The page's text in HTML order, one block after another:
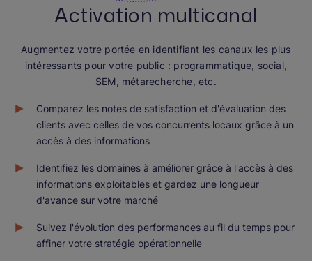
Activation multicanal
Augmentez votre portée en identifiant les canaux les plus
intéressants pour votre public : programmatique, social,
SEM, métarecherche, etc.
Comparez les notes de satisfaction et d'évaluation des
clients avec celles de vos concurrents locaux grâce à un
accès à des informations
Identifiez les domaines à améliorer grâce à l'accès à des
informations exploitables et gardez une longueur
d'avance sur votre marché
Suivez l'évolution des performances au fil du temps pour
affiner votre stratégie opérationnelle